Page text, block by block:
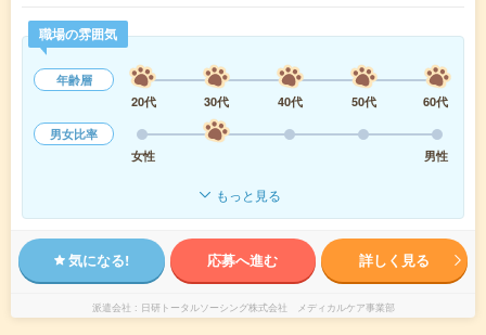
職場の雰囲気
年齢層
20代
30代 40代 50代
60代
男女比率
女性
男性
もっと見る
気になる! 応募へ進む 詳しく見る
派遣会社 日研トータルソーシング株式会社 メディカルケア事業部